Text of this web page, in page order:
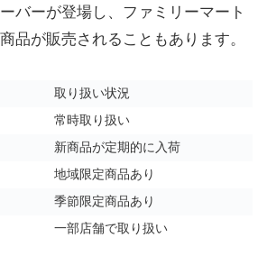
バーが登場し、ファミリーマート
品が販売されることもあります。
取り扱い状況
常時取り扱い
新商品が定期的に入荷
地域限定商品あり
季節限定商品あり
一部店舗で取り扱い